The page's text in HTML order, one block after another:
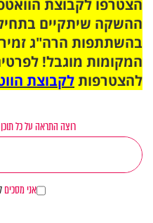
ההשקה שיתקיים
בהשתתפות הרה"ג
המקומות מוגבל!
להצטרפותלקבוצת
רוצה התראה על כל
אני מסכים